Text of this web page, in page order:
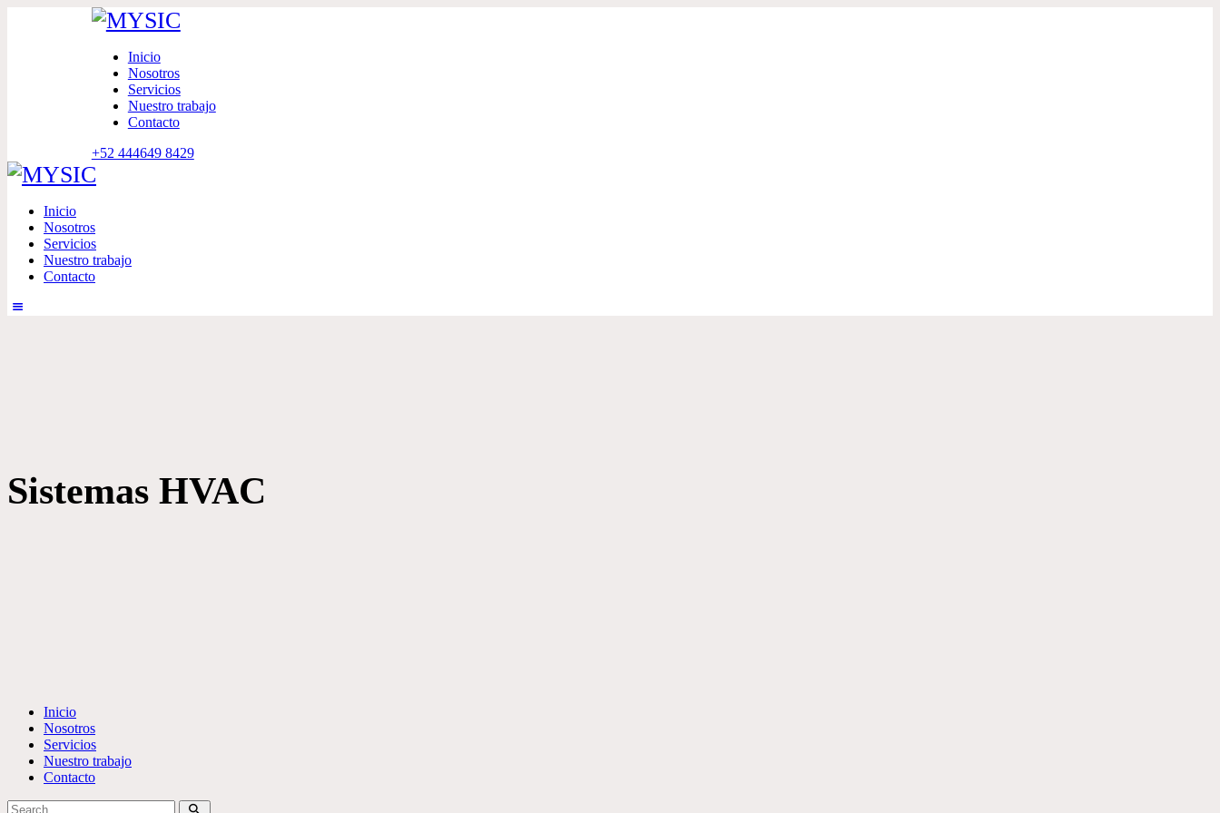
Inicio
Nosotros
Servicios
Nuestro trabajo
Contacto
+52 444649 8429
Inicio
Nosotros
Servicios
Nuestro trabajo
Contacto
Sistemas HVAC
Inicio
Nosotros
Servicios
Nuestro trabajo
Contacto